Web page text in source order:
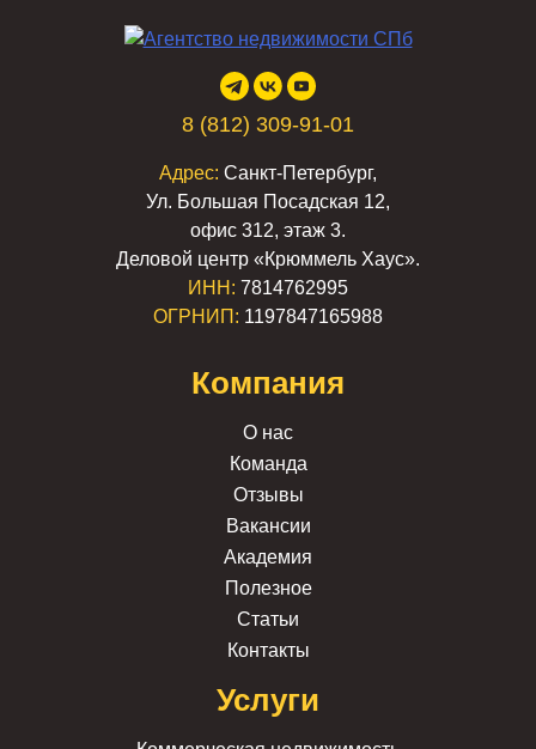
8 (812) 309-91-01
Адрес: Санкт-Петербург,
Ул. Большая Посадская 12,
офис 312, этаж 3.
Деловой центр «Крюммель Хаус».
ИНН: 7814762995
ОГРНИП: 1197847165988
Компания
О нас
Команда
Отзывы
Вакансии
Академия
Полезное
Статьи
Контакты
Услуги